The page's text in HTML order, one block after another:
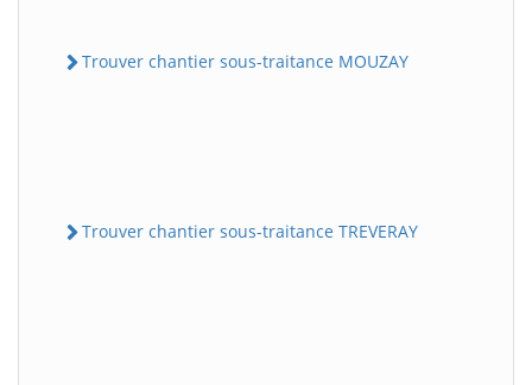
Trouver chantier sous-traitance MOUZAY
Trouver chantier sous-traitance TREVERAY